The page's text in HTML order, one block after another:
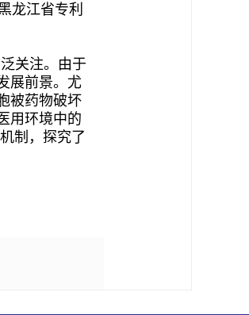
龙江省专利
关注。由于
展前景。尤
被药物破坏
用环境中的
制，探究了